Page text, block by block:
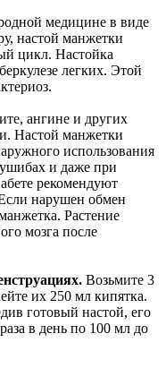
медицине в виде
настой манжетки
цикл. Настойка
легких. Этой
ангине и других
Настой манжетки
использования
и даже при
рекомендуют
нарушен обмен
Растение
мозга после
Возьмите 3
их 250 мл кипятка.
готовый настой, его
в день по 100 мл до